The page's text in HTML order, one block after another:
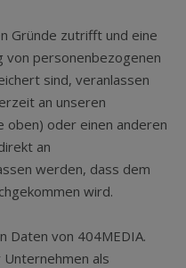
Gründe zutrifft und eine
von personenbezogenen
sind, veranlassen
an unseren
oben) oder einen anderen
an
werden, dass dem
wird.
Daten von 404MEDIA.
als